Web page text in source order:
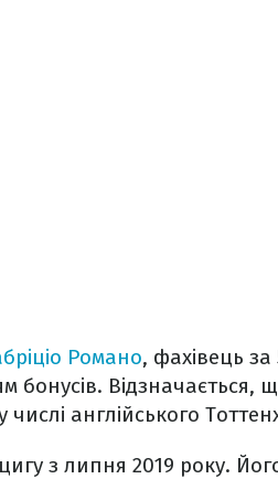
Романо, фахівець
бонусів. Відзначається,
числі англійського
з липня 2019 року.